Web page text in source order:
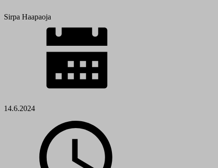
Sirpa Haapaoja
14.6.2024